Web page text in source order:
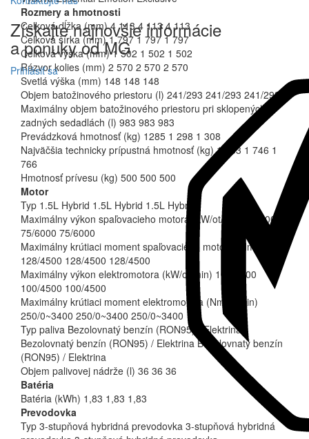
pripravený. Nie ste si istí, či máte zamknuté vozidlo? Nemajte obavy.
Pomocou aplikácie ho môžete kedykoľvek a kdekoľvek odomknúť a
zamknúť.
Kontrola stavu vozidla
Pred ďalšou cestou skontrolujte úroveň nabitia batérie a dojazd.
MG iSMART Lite
Zamykanie a odomykanie vozidla
Nie ste si istí, či ste zamkli auto? Jednoducho ho zamknite alebo
odomknite pomocou aplikácie.
MG iSMART Lite
Zavrieť
Rozmery a hmotnosti
Celková dĺžka (mm) 4 113 4 113 4 113
Celková šírka (mm) 1 797 1 797 1 797
Celková výška (mm) 1 502 1 502 1 502
Rázvor kolies (mm) 2 570 2 570 2 570
Svetlá výška (mm) 148 148 148
Objem batožinového priestoru (l) 241/293 241/293 241/293
Maximálny objem batožinového priestoru pri sklopených
zadných sedadlách (l) 983 983 983
Prevádzková hmotnosť (kg) 1285 1 298 1 308
Najväčšia technicky prípustná hmotnosť (kg) 1 733 1 746 1
766
Hmotnosť prívesu (kg) 500 500 500
Motor
Typ 1.5L Hybrid 1.5L Hybrid 1.5L Hybrid
Maximálny výkon spaľovacieho motora (kW/ot/min)
75/6000
75/6000 75/6000
Maximálny krútiaci moment spaľovacieho motora (Nm/ot/min)
128/4500 128/4500 128/4500
Maximálny výkon elektromotora (kW/ot/min) 100/4500
100/4500 100/4500
Maximálny krútiaci moment elektromotora (Nm/ot/min)
250/0~3400 250/0~3400 250/0~3400
Typ paliva Bezolovnatý benzín (RON95) / Elektrina
Bezolovnatý benzín (RON95) / Elektrina Bezolovnatý benzín
(RON95) / Elektrina
Objem palivovej nádrže (l) 36 36 36
Batéria
Batéria (kWh) 1,83 1,83 1,83
Prevodovka
Typ 3-stupňová hybridná prevodovka 3-stupňová hybridná
Získajtenajnovšie informácie
aponukyod MG
Prihlásiť sa